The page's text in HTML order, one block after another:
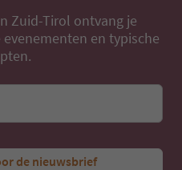
Zuid-Tirol ontvang je
en typische
de nieuwsbrief